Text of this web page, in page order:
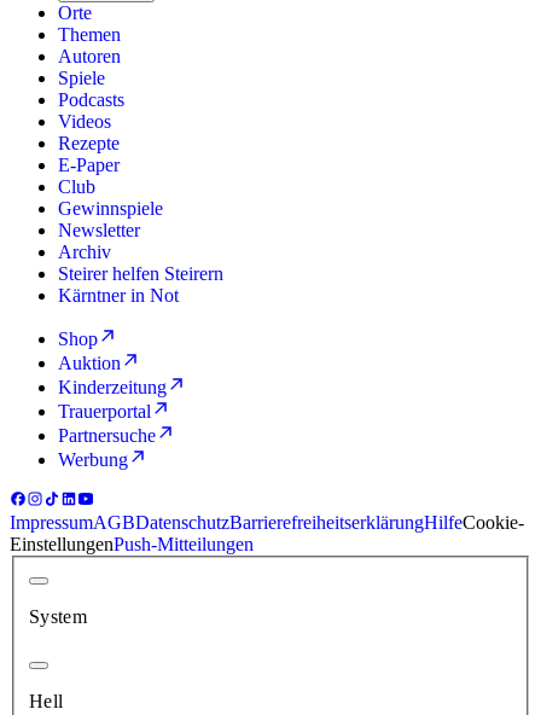
Orte
Themen
Autoren
Spiele
Podcasts
Videos
Rezepte
E-Paper
Club
Gewinnspiele
Newsletter
Archiv
Steirer helfen Steirern
Kärntner in Not
Shop
Auktion
Kinderzeitung
Trauerportal
Partnersuche
Werbung
ImpressumAGBDatenschutzBarrierefreiheitserklärungHilfeCookie-
EinstellungenPush-Mitteilungen
System
Hell